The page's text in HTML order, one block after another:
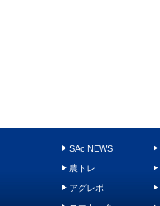
SAc NEWS
農トレ
アグレポ